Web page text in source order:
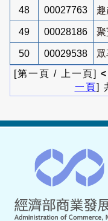
48 00027763
49 00028186 聚
50 00029538
[第一頁 / 上一頁]
一頁]